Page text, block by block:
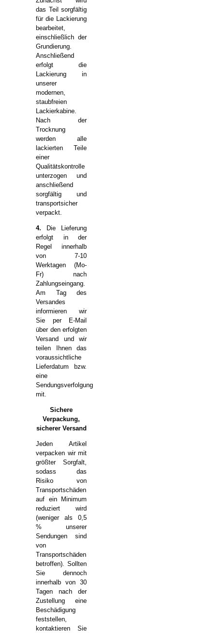
das Teil sorgfältig
für die Lackierung
bearbeitet,
einschließlich der
Grundierung.
Anschließend
erfolgt die
Lackierung in
unserer
modernen,
staubfreien
Lackierkabine.
Nach der
Trocknung
werden alle
lackierten Teile
einer
Qualitätskontrolle
unterzogen und
anschließend
sorgfältig und
transportsicher
verpackt.
4. Die Lieferung
erfolgt in der
Regel innerhalb
von 7-10
Werktagen (Mo-
Fr) nach
Zahlungseingang.
Am Tag des
Versandes
informieren wir
Sie per E-Mail
über den erfolgten
Versand und wir
teilen Ihnen das
voraussichtliche
Lieferdatum bzw.
eine
Sendungsverfolgung
mit.
Sichere
Verpackung,
sicherer Versand
Jeden Artikel
verpacken wir mit
größter Sorgfalt,
sodass das
Risiko von
Transportschäden
auf ein Minimum
reduziert wird
(weniger als 0,5
% unserer
Sendungen sind
von
Transportschäden
betroffen). Sollten
Sie dennoch
innerhalb von 30
Tagen nach der
Zustellung eine
Beschädigung
feststellen,
kontaktieren Sie